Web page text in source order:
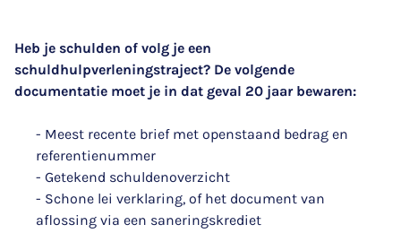
Heb je schulden of volg je een
schuldhulpverleningstraject? De volgende
documentatie moet je in dat geval 20 jaar bewaren:
- Meest recente brief met openstaand bedrag en
referentienummer
- Getekend schuldenoverzicht
- Schone lei verklaring, of het document van
aflossing via een saneringskrediet